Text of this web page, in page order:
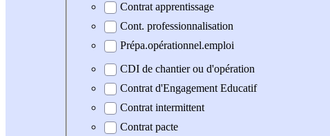
Contrat apprentissage
Cont. professionnalisation
Prépa.opérationnel.emploi
CDI de chantier ou d'opération
Contrat d'Engagement Educatif
Contrat intermittent
Contrat pacte